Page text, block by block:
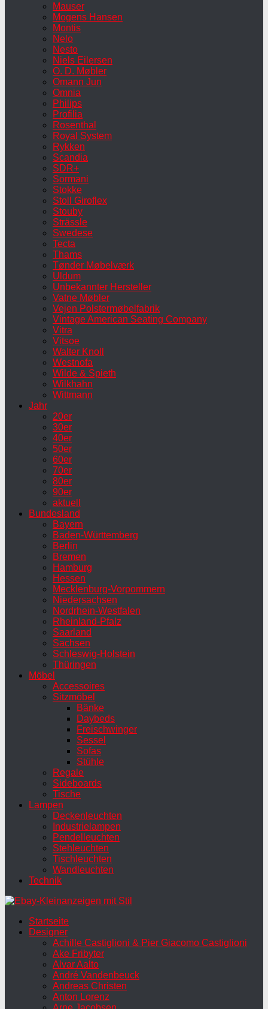
Mauser
Mogens Hansen
Montis
Nelo
Nesto
Niels Eilersen
O. D. Møbler
Omann Jun
Omnia
Philips
Profilia
Rosenthal
Royal System
Rykken
Scandia
SDR+
Sormani
Stokke
Stoll Giroflex
Stouby
Strässle
Swedese
Tecta
Thams
Tønder Møbelværk
Uldum
Unbekannter Hersteller
Vatne Møbler
Vejen Polstermøbelfabrik
Vintage American Seating Company
Vitra
Vitsoe
Walter Knoll
Westnofa
Wilde & Spieth
Wilkhahn
Wittmann
Jahr
20er
30er
40er
50er
60er
70er
80er
90er
aktuell
Bundesland
Bayern
Baden-Württemberg
Berlin
Bremen
Hamburg
Hessen
Mecklenburg-Vorpommern
Niedersachsen
Nordrhein-Westfalen
Rheinland-Pfalz
Saarland
Sachsen
Schleswig-Holstein
Thüringen
Möbel
Accessoires
Sitzmöbel
Bänke
Daybeds
Freischwinger
Sessel
Sofas
Stühle
Regale
Sideboards
Tische
Lampen
Deckenleuchten
Industrielampen
Pendelleuchten
Stehleuchten
Tischleuchten
Wandleuchten
Technik
Startseite
Designer
Achille Castiglioni & Pier Giacomo Castiglioni
Ake Fribyter
Alvar Aalto
André Vandenbeuck
Andreas Christen
Anton Lorenz